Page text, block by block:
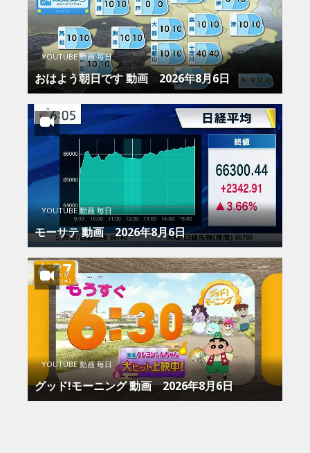
YOUTUBE 動画 毎日
おはよう朝日です 動画 2026年8月6日
YOUTUBE 動画 毎日
モーサテ 動画 2026年8月6日
YOUTUBE 動画 毎日
グッド!モーニング 動画 2026年8月6日